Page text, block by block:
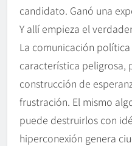
candidato. Ganó una
Y allí empieza el
La comunicación
característica peligrosa,
construcción de
frustración. El mismo
puede destruirlos con
hiperconexión genera